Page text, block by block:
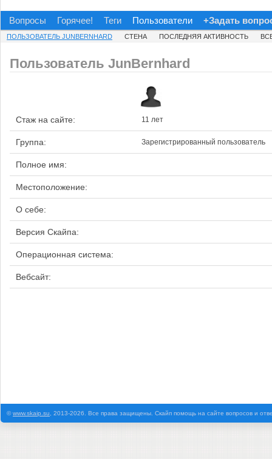
Вопросы Горячее! Теги Пользователи +Задать
ПОЛЬЗОВАТЕЛЬ JUNBERNHARD СТЕНА ПОСЛЕДНЯЯ АКТИВНОСТЬ
Пользователь JunBernhard
Стаж на сайте: 11 лет
Группа: Зарегистрированный пользователь
Полное имя:
Местоположение:
О себе:
Версия Скайпа:
Операционная система:
Вебсайт:
©www.skaip.su , 2013-2026. Все права защищены. Скайп помощь на сайте вопросов и